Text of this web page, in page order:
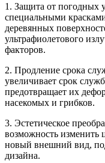
1. Защита от погодных
специальными
деревянных
ультрафиолетового
факторов.
2. Продление срока
увеличивает срок
предотвращает их
насекомых и грибков.
3. Эстетическое
возможность изменить
новый внешний вид,
дизайна.